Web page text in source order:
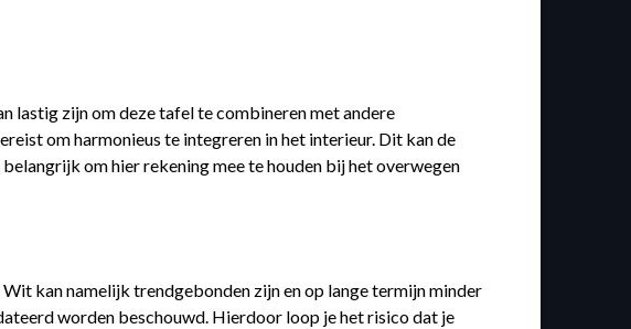
lastig zijn om deze tafel te combineren met andere
om harmonieus te integreren in het interieur. Dit kan de
om hier rekening mee te houden bij het overwegen
kan namelijk trendgebonden zijn en op lange termijn minder
worden beschouwd. Hierdoor loop je het risico dat je